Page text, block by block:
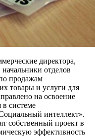
директора,
отделов
продажам
товары и услуги для
на освоение
системе
интеллект».
собственный проект в
эффективность